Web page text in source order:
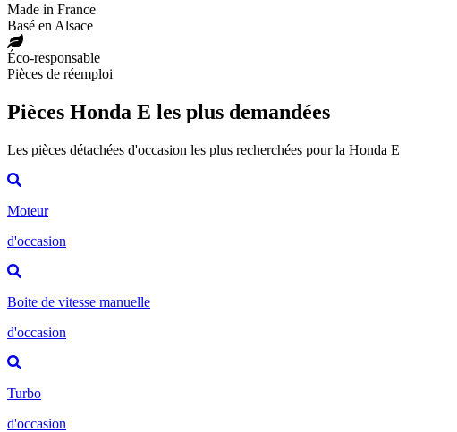
Made in France
Basé en Alsace
Éco-responsable
Pièces de réemploi
Pièces Honda E les plus demandées
Les pièces détachées d'occasion les plus recherchées pour la Honda E
Moteur
d'occasion
Boite de vitesse manuelle
d'occasion
Turbo
d'occasion